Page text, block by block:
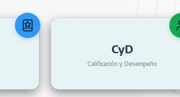
CyD
Calificación y Desempeño